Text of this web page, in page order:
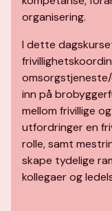
organisering.
I dette
inn på
mellom frivillige
utfordringer en
rolle, samt
skape tydelige
kollegaer og